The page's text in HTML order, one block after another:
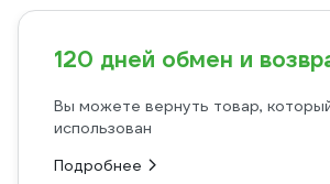
120 дней обмен и
Вы можете вернуть товар,
использован
Подробнее